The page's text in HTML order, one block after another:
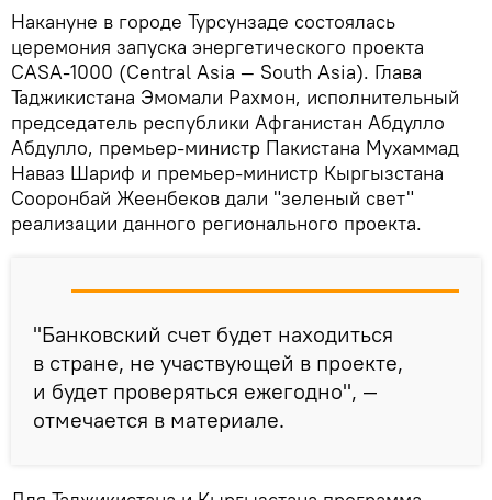
Накануне в городе Турсунзаде состоялась
церемония запуска энергетического проекта
CASA-1000 (Central Asia — South Asia). Глава
Таджикистана Эмомали Рахмон, исполнительный
председатель республики Афганистан Абдулло
Абдулло, премьер-министр Пакистана Мухаммад
Наваз Шариф и премьер-министр Кыргызстана
Сооронбай Жеенбеков дали "зеленый свет"
реализации данного регионального проекта.
"Банковский счет будет находиться
в стране, не участвующей в проекте,
и будет проверяться ежегодно", —
отмечается в материале.